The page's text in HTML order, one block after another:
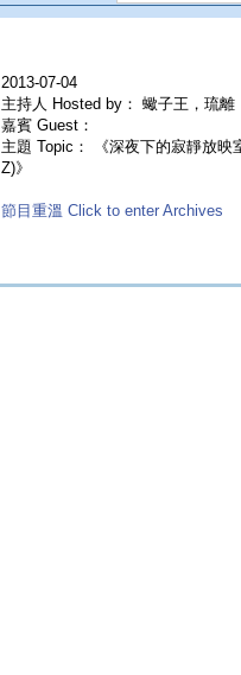
2013-07-04
主持人 Hosted by： 蠍子王，琉離
嘉賓 Guest：
主題 Topic： 《深夜下的寂靜放映
Z)》
節目重溫 Click to enter Archives